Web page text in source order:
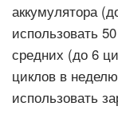
аккумулятора
использовать
средних (до 6
циклов в
использовать